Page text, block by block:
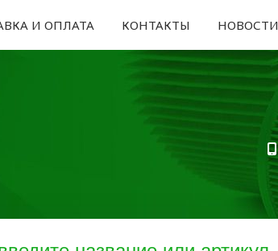
И ОПЛАТА КОНТАКТЫ НОВОСТИ